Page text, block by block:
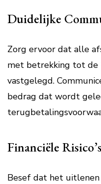
Duidelijke
Zorg ervoor dat alle
met betrekking tot de
vastgelegd.
bedrag dat wordt
Financiële Risico’s
Besef dat het uitlenen